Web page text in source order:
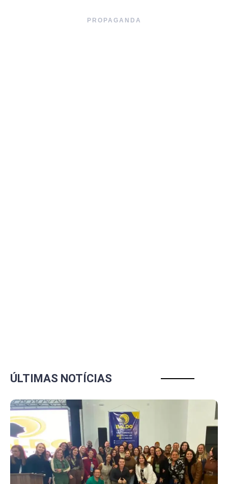
PROPAGANDA
ÚLTIMAS NOTÍCIAS